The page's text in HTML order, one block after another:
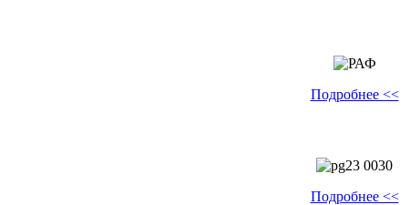
Подробнее <<
Подробнее <<